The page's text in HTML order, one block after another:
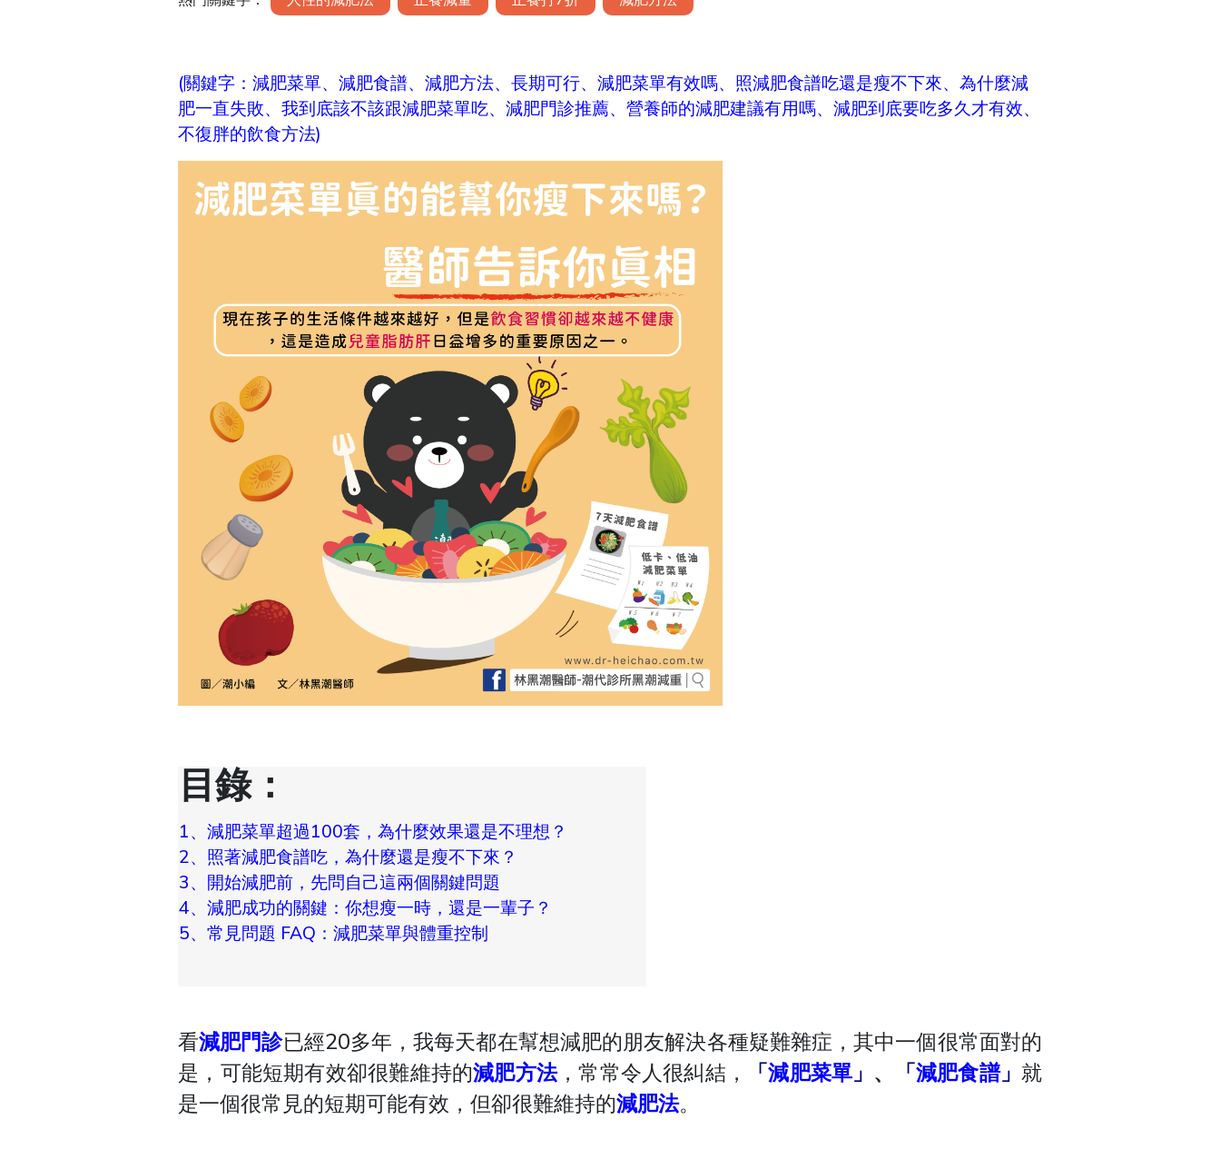
(關鍵字：減肥菜單、減肥食譜、減肥方法、長期可行、減肥菜單有效嗎、照減肥食譜吃還是瘦不下來、為什麼減
肥一直失敗、我到底該不該跟減肥菜單吃、減肥門診推薦、營養師的減肥建議有用嗎、減肥到底要吃多久才有效、
不復胖的飲食方法)
目錄：
1、減肥菜單超過100套，為什麼效果還是不理想？
2、照著減肥食譜吃，為什麼還是瘦不下來？
3、開始減肥前，先問自己這兩個關鍵問題
4、減肥成功的關鍵：你想瘦一時，還是一輩子？
5、常見問題 FAQ：減肥菜單與體重控制
看減肥門診已經20多年，我每天都在幫想減肥的朋友解決各種疑難雜症，其中一個很常面對的
是，可能短期有效卻很難維持的減肥方法，常常令人很糾結， 「減肥菜單 」 、 「減肥食譜」就
是一個很常見的短期可能有效，但卻很難維持的減肥法。